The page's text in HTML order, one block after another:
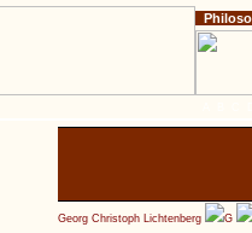
Georg Christoph Lichtenberg G